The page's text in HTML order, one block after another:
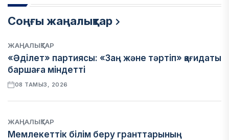
Соңғы жаңалықтар
ЖАҢАЛЫҚТАР
«Әділет» партиясы: «Заң және тәртіп» қағидаты
баршаға міндетті
08 ТАМЫЗ, 2026
ЖАҢАЛЫҚТАР
Мемлекеттік білім беру гранттарының